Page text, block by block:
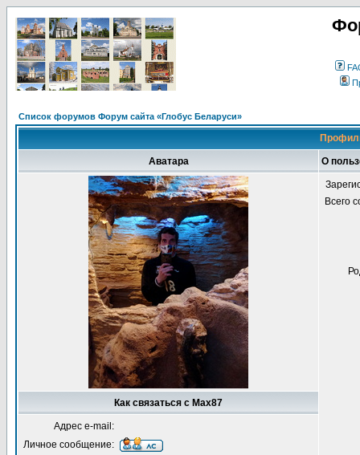
Список форумов Форум сайта «Глобус Беларуси»
Аватара О
Всего
Как связаться с Max87
Адрес e-mail:
Личное сообщение: